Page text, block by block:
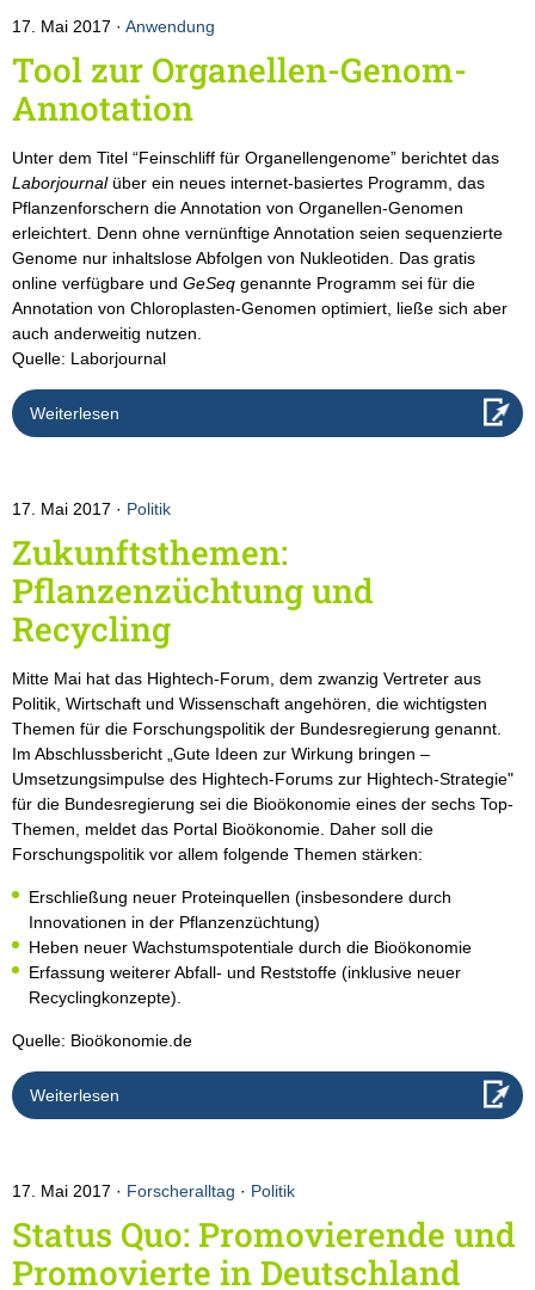
17. Mai 2017 Anwendung
Tool zur Organellen-Genom-
Annotation
Unter dem Titel “Feinschliff für Organellengenome” berichtet das
Laborjournal über ein neues internet-basiertes Programm, das
Pflanzenforschern die Annotation von Organellen-Genomen
erleichtert. Denn ohne vernünftige Annotation seien sequenzierte
Genome nur inhaltslose Abfolgen von Nukleotiden. Das gratis
online verfügbare und GeSeq genannte Programm sei für die
Annotation von Chloroplasten-Genomen optimiert, ließe sich aber
auch anderweitig nutzen.
Quelle: Laborjournal
Weiterlesen
17. Mai 2017 Politik
Zukunftsthemen:
Pflanzenzüchtung und
Recycling
Mitte Mai hat das Hightech-Forum, dem zwanzig Vertreter aus
Politik, Wirtschaft und Wissenschaft angehören, die wichtigsten
Themen für die Forschungspolitik der Bundesregierung genannt.
Im Abschlussbericht „Gute Ideen zur Wirkung bringen –
Umsetzungsimpulse des Hightech-Forums zur Hightech-Strategie"
für die Bundesregierung sei die Bioökonomie eines der sechs Top-
Themen, meldet das Portal Bioökonomie. Daher soll die
Forschungspolitik vor allem folgende Themen stärken:
Erschließung neuer Proteinquellen (insbesondere durch
Innovationen in der Pflanzenzüchtung)
Heben neuer Wachstumspotentiale durch die Bioökonomie
Erfassung weiterer Abfall- und Reststoffe (inklusive neuer
Recyclingkonzepte).
Quelle: Bioökonomie.de
Weiterlesen
17. Mai 2017 Forscheralltag · Politik
Status Quo: Promovierende und
Promovierte in Deutschland